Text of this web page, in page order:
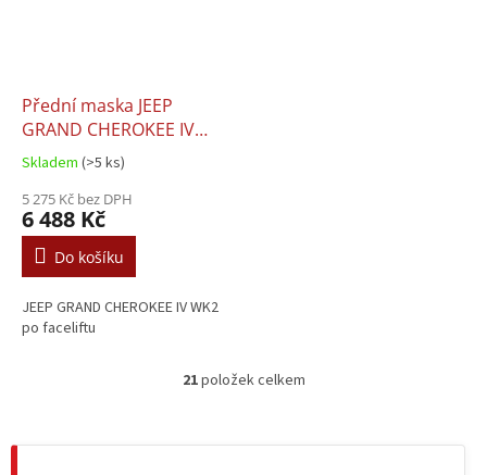
Přední maska JEEP
GRAND CHEROKEE IV
WK2 po faceliftu (17-20)
Skladem (>5 ks)
5 275 Kč bez DPH
6 488 Kč
Do košíku
JEEP GRAND CHEROKEE IV WK2
po faceliftu
O
á
21položek celkem